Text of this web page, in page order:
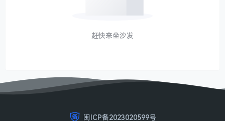
赶快来坐沙发
闽ICP备2023020599号